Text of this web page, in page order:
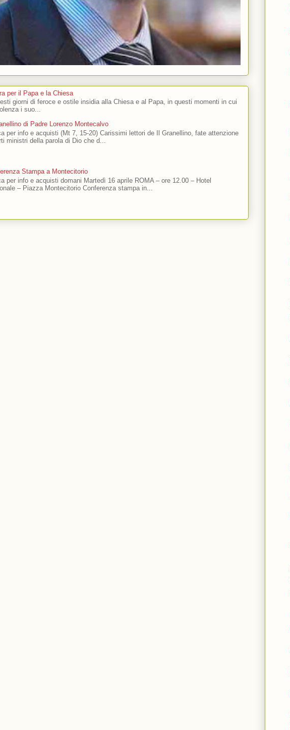
per il Papa e la Chiesa
giorni di feroce e ostile insidia alla Chiesa e al Papa, in questi momenti in cui
i suo...
di Padre Lorenzo Montecalvo
per info e acquisti (Mt 7, 15-20) Carissimi lettori de Il Granellino, fate attenzione
ministri della parola di Dio che d...
Stampa a Montecitorio
per info e acquisti domani Martedì 16 aprile ROMA – ore 12.00 – Hotel
– Piazza Montecitorio Conferenza stampa in...